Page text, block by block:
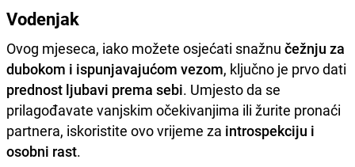
Vodenjak
Ovog mjeseca, iako možete osjećati snažnu čežnju za
dubokom i ispunjavajućom vezom, ključno je prvo dati
prednost ljubavi prema sebi. Umjesto da se
prilagođavate vanjskim očekivanjima ili žurite pronaći
partnera, iskoristite ovo vrijeme za introspekciju i
osobni rast.